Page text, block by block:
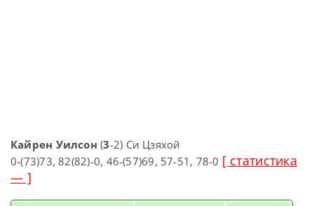
Кайрен Уилсон (3-2) Си Цзяхой
0-(73)73, 82(82)-0, 46-(57)69, 57-51, 78-0 [ статистика
— ]